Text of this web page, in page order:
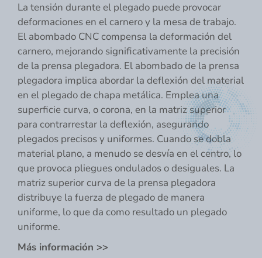
La tensión durante el plegado puede provocar
deformaciones en el carnero y la mesa de trabajo.
El abombado CNC compensa la deformación del
carnero, mejorando significativamente la precisión
de la prensa plegadora. El abombado de la prensa
plegadora implica abordar la deflexión del material
en el plegado de chapa metálica. Emplea una
superficie curva, o corona, en la matriz superior
para contrarrestar la deflexión, asegurando
plegados precisos y uniformes. Cuando se dobla
material plano, a menudo se desvía en el centro, lo
que provoca pliegues ondulados o desiguales. La
matriz superior curva de la prensa plegadora
distribuye la fuerza de plegado de manera
uniforme, lo que da como resultado un plegado
uniforme.
Más información >>